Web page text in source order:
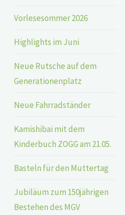
Vorlesesommer 2026
Highlights im Juni
Neue Rutsche auf dem
Generationenplatz
Neue Fahrradständer
Kamishibai mit dem
Kinderbuch ZOGG am 21.05.
Basteln für den Muttertag
Jubiläum zum 150jährigen
Bestehen des MGV